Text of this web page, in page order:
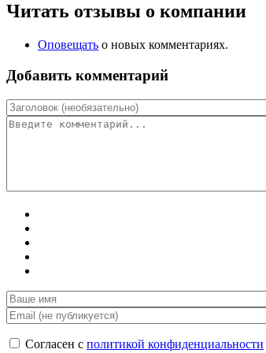
Читать отзывы о компании
Оповещать о новых комментариях.
Добавить комментарий
Согласен с политикой конфиденциальности